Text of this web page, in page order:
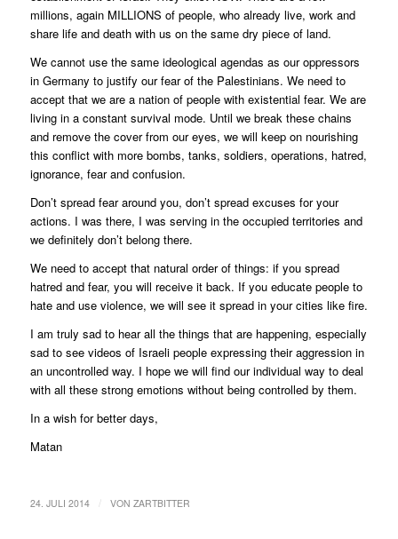
millions, again MILLIONS of people, who already live, work and
share life and death with us on the same dry piece of land.
We cannot use the same ideological agendas as our oppressors
in Germany to justify our fear of the Palestinians. We need to
accept that we are a nation of people with existential fear. We are
living in a constant survival mode. Until we break these chains
and remove the cover from our eyes, we will keep on nourishing
this conflict with more bombs, tanks, soldiers, operations, hatred,
ignorance, fear and confusion.
Don’t spread fear around you, don’t spread excuses for your
actions. I was there, I was serving in the occupied territories and
we definitely don’t belong there.
We need to accept that natural order of things: if you spread
hatred and fear, you will receive it back. If you educate people to
hate and use violence, we will see it spread in your cities like fire.
I am truly sad to hear all the things that are happening, especially
sad to see videos of Israeli people expressing their aggression in
an uncontrolled way. I hope we will find our individual way to deal
with all these strong emotions without being controlled by them.
In a wish for better days,
Matan
24. JULI 2014 VON ZARTBITTER